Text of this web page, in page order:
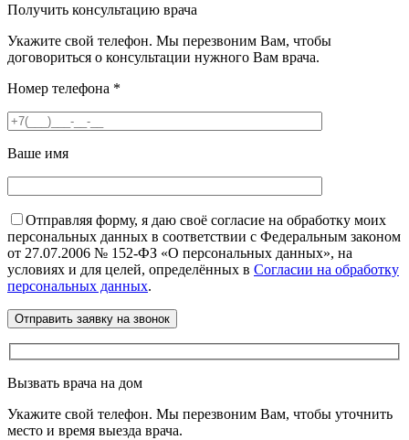
Получить консультацию врача
Укажите свой телефон. Мы перезвоним Вам, чтобы
договориться о консультации нужного Вам врача.
Номер телефона *
Ваше имя
Отправляя форму, я даю своё согласие на обработку моих
персональных данных в соответствии с Федеральным законом
от 27.07.2006 № 152-ФЗ «О персональных данных», на
условиях и для целей, определённых в Согласии на обработку
персональных данных.
Вызвать врача на дом
Укажите свой телефон. Мы перезвоним Вам, чтобы уточнить
место и время выезда врача.